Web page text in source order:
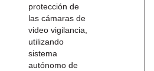
protección de
las cámaras de
video vigilancia,
utilizando
sistema
autónomo de